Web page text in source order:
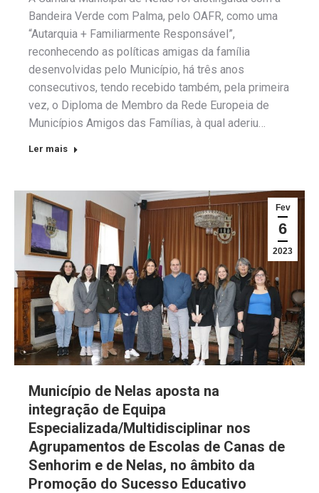
Bandeira Verde com Palma, pelo OAFR, como uma
“Autarquia + Familiarmente Responsável”,
reconhecendo as políticas amigas da família
desenvolvidas pelo Município, há três anos
consecutivos, tendo recebido também, pela primeira
vez, o Diploma de Membro da Rede Europeia de
Municípios Amigos das Famílias, à qual aderiu…
Ler mais
Fev
6
2023
Município de Nelas aposta na
integração de Equipa
Especializada/Multidisciplinar nos
Agrupamentos de Escolas de Canas de
Senhorim e de Nelas, no âmbito da
Promoção do Sucesso Educativo